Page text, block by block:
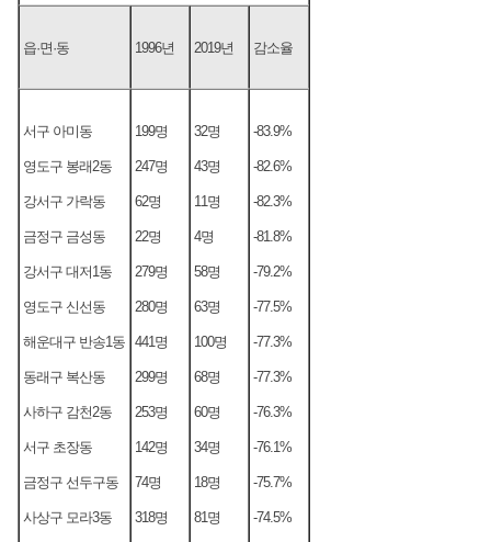
읍·면·동 1996년 2019년 감소율
서구 아미동
영도구 봉래2동
강서구 가락동
금정구 금성동
강서구 대저1동
영도구 신선동
해운대구 반송1동
동래구 복산동
사하구 감천2동
서구 초장동
금정구 선두구동
사상구 모라3동
199명
247명
62명
22명
279명
280명
441명
299명
253명
142명
74명
318명
32명
43명
11명
4명
58명
63명
100명
68명
60명
34명
18명
81명
-83.9%
-82.6%
-82.3%
-81.8%
-79.2%
-77.5%
-77.3%
-77.3%
-76.3%
-76.1%
-75.7%
-74.5%